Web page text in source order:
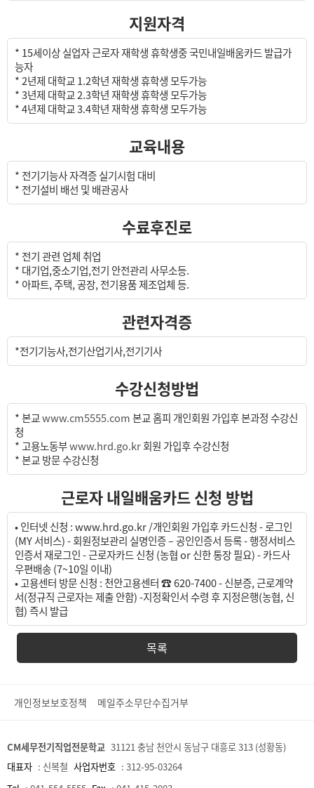
지원자격
* 15세이상 실업자 근로자 재학생 휴학생중 국민내일배움카드 발급가
능자
* 2년제 대학교 1.2학년 재학생 휴학생 모두가능
* 3년제 대학교 2.3학년 재학생 휴학생 모두가능
* 4년제 대학교 3.4학년 재학생 휴학생 모두가능
교육내용
* 전기기능사 자격증 실기시험 대비
* 전기설비 배선 및 배관공사
수료후진로
* 전기 관련 업체 취업
* 대기업,중소기업,전기 안전관리 사무소등.
* 아파트, 주택, 공장, 전기용품 제조업체 등.
관련자격증
*전기기능사,전기산업기사,전기기사
수강신청방법
* 본교www.cm5555.com본교 홈피 개인회원 가입후 본과정 수강신
청
* 고용노동부www.hrd.go.kr회원 가입후 수강신청
* 본교 방문 수강신청
근로자 내일배움카드 신청 방법
• 인터넷 신청 : www.hrd.go.kr /개인회원 가입후 카드신청 - 로그인
(MY 서비스) - 회원정보관리 실명인증 – 공인인증서 등록 - 행정서비스
인증서 재로그인 - 근로자카드 신청 (농협 or 신한 통장 필요) - 카드사
우편배송 (7~10일 이내)
• 고용센터 방문 신청 : 천안고용센터 ☎ 620-7400 - 신분증, 근로계약
서(정규직 근로자는 제출 안함) -지정확인서 수령 후 지정은행(농협, 신
협) 즉시 발급
목록
개인정보보호정책 메일주소무단수집거부
CM세무전기직업전문학교 31121 충남 천안시 동남구 대흥로 313 (성황동)
대표자 : 신복철 사업자번호 : 312-95-03264